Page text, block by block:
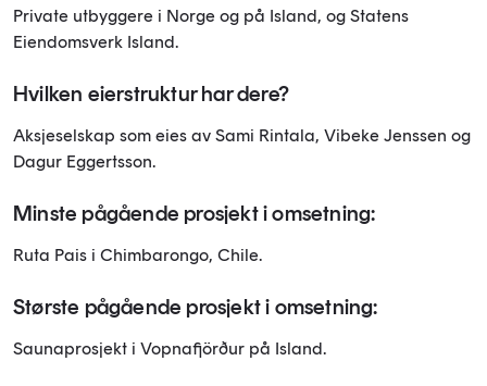
Private utbyggere i Norge og på Island, og Statens
Eiendomsverk Island.
Hvilken eierstruktur har dere?
Aksjeselskap som eies av Sami Rintala, Vibeke Jenssen og
Dagur Eggertsson.
Minste pågående prosjekt i omsetning:
Ruta Pais i Chimbarongo, Chile.
Største pågående prosjekt i omsetning:
Saunaprosjekt i Vopnafjörður på Island.